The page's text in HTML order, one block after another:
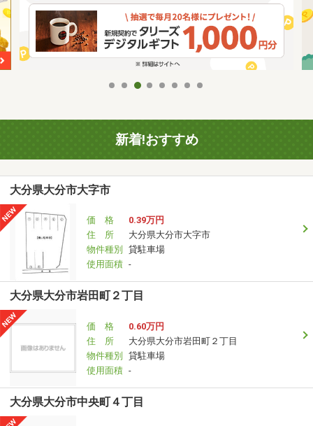
新着!おすすめ
大分県大分市大字市
価 格
0.39万円
住 所
大分県大分市大字市
物件種別
貸駐車場
使用面積 -
大分県大分市岩田町２丁目
価 格
0.60万円
住 所
大分県大分市岩田町２丁目
物件種別
貸駐車場
使用面積 -
大分県大分市中央町４丁目